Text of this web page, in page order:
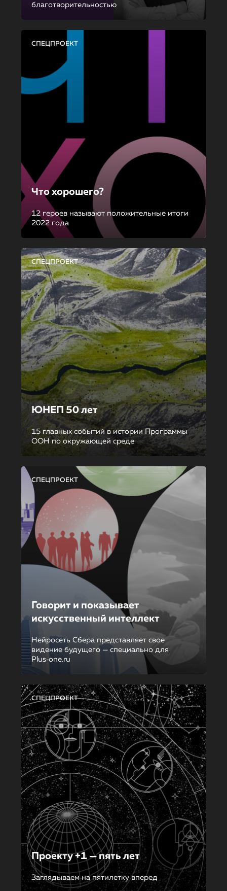
благотворительностью
СПЕЦПРОЕКТ
Что хорошего?
12 героев называют положительные итоги
2022 года
СПЕЦПРОЕКТ
ЮНЕП 50 лет
15 главных событий в истории Программы
ООН по окружающей среде
СПЕЦПРОЕКТ
Говорит и показывает
искусственный интеллект
Нейросеть Сбера представляет свое
видение будущего — специально для
Plus‑one.ru
СПЕЦПРОЕКТ
Проекту +1 — пять лет
Заглядываем на пятилетку вперед